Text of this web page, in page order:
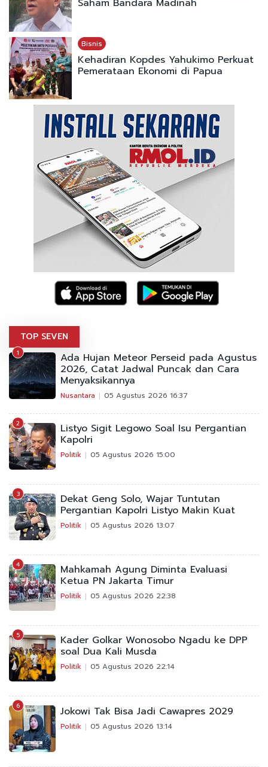
Saham Bandara Madinah
Bisnis
Kehadiran Kopdes Yahukimo Perkuat
Pemerataan Ekonomi di Papua
TOP SEVEN
1 Ada Hujan Meteor Perseid pada Agustus
2026, Catat Jadwal Puncak dan Cara
Menyaksikannya
Nusantara 05 Agustus 2026 16:37
2 Listyo Sigit Legowo Soal Isu Pergantian
Kapolri
Politik 05 Agustus 2026 15:00
3 Dekat Geng Solo, Wajar Tuntutan
Pergantian Kapolri Listyo Makin Kuat
Politik 05 Agustus 2026 13:07
4 Mahkamah Agung Diminta Evaluasi
Ketua PN Jakarta Timur
Politik 05 Agustus 2026 22:38
5 Kader Golkar Wonosobo Ngadu ke DPP
soal Dua Kali Musda
Politik 05 Agustus 2026 22:14
6 Jokowi Tak Bisa Jadi Cawapres 2029
Politik 05 Agustus 2026 13:14